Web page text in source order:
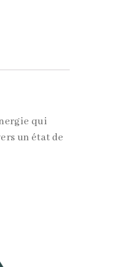
qui
un état de